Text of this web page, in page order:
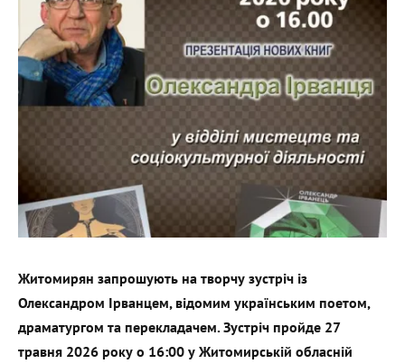
Житомирян запрошують на творчу зустріч із
Олександром Ірванцем, відомим українським поетом,
драматургом та перекладачем. Зустріч пройде 27
травня 2026 року о 16:00 у Житомирській обласній